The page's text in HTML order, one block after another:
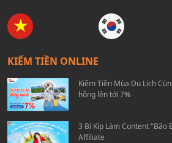
KIẾM TIỀN ONLINE
Kiếm Tiền Mùa Du Lịch
hồng lên tới 7%
3 Bí Kíp Làm Content "Bão
Affiliate